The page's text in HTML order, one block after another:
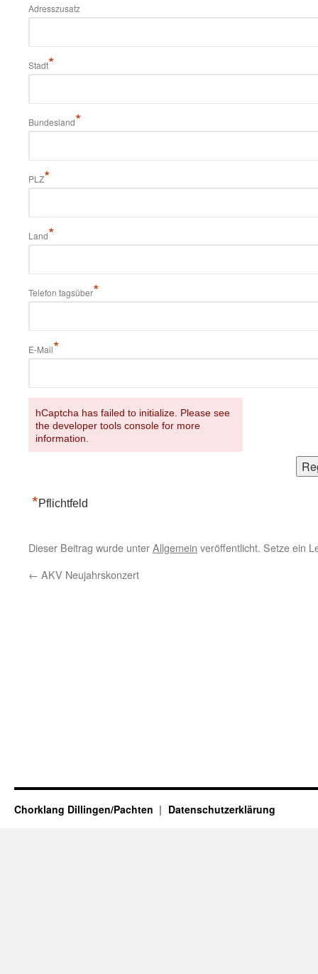
Adresszusatz
Stadt*
Bundesland*
PLZ*
Land*
Telefon tagsüber*
E-Mail*
hCaptcha has failed to initialize. Please see
the developer tools console for more
information.
*Pflichtfeld
Dieser Beitrag wurde unterAllgemein veröffentlicht. Setze ein
← AKV Neujahrskonzert
Chorklang Dillingen/Pachten Datenschutzerklärung